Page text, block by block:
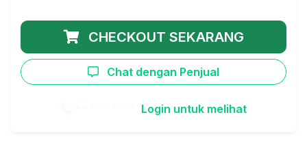
CHECKOUT SEKARANG
Chat dengan Penjual
Login untuk melihat